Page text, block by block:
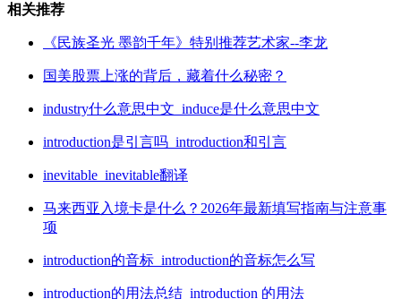
相关推荐
《民族圣光 墨韵千年》特别推荐艺术家--李龙
国美股票上涨的背后，藏着什么秘密？
industry什么意思中文_induce是什么意思中文
introduction是引言吗_introduction和引言
inevitable_inevitable翻译
马来西亚入境卡是什么？2026年最新填写指南与注意事
项
introduction的音标_introduction的音标怎么写
introduction的用法总结_introduction 的用法